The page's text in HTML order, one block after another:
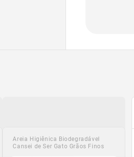
Areia Higiênica Biodegradável
Cansei de Ser Gato Grãos Finos